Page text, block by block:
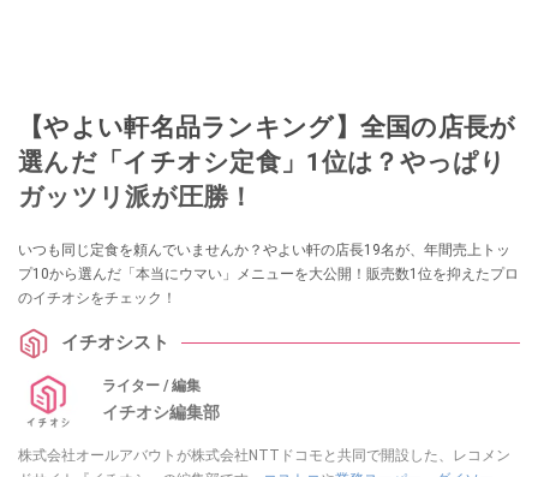
【やよい軒名品ランキング】全国の店長が
選んだ「イチオシ定食」1位は？やっぱり
ガッツリ派が圧勝！
いつも同じ定食を頼んでいませんか？やよい軒の店長19名が、年間売上トッ
プ10から選んだ「本当にウマい」メニューを大公開！販売数1位を抑えたプロ
のイチオシをチェック！
イチオシスト
ライター / 編集
イチオシ編集部
株式会社オールアバウトが株式会社NTTドコモと共同で開設した、レコメン